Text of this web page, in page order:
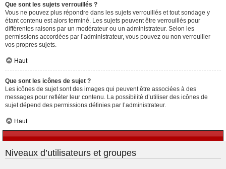
Que sont les sujets verrouillés ?
Vous ne pouvez plus répondre dans les sujets verrouillés et tout sondage y
étant contenu est alors terminé. Les sujets peuvent être verrouillés pour
différentes raisons par un modérateur ou un administrateur. Selon les
permissions accordées par l’administrateur, vous pouvez ou non verrouiller
vos propres sujets.
Haut
Que sont les icônes de sujet ?
Les icônes de sujet sont des images qui peuvent être associées à des
messages pour refléter leur contenu. La possibilité d’utiliser des icônes de
sujet dépend des permissions définies par l’administrateur.
Haut
Niveaux d’utilisateurs et groupes